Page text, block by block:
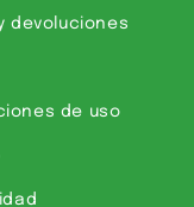
devoluciones
de uso